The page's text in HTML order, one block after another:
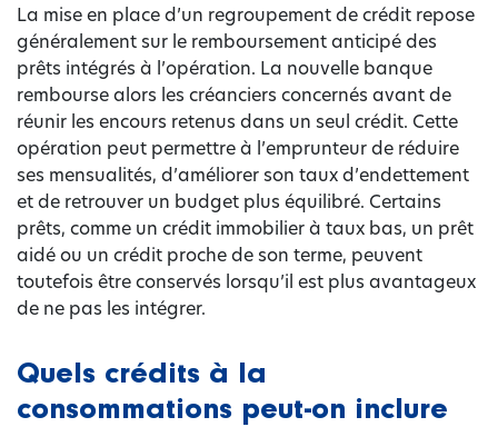
La mise en place d’un regroupement de crédit repose
généralement sur le remboursement anticipé des
prêts intégrés à l’opération. La nouvelle banque
rembourse alors les créanciers concernés avant de
réunir les encours retenus dans un seul crédit. Cette
opération peut permettre à l’emprunteur de réduire
ses mensualités, d’améliorer son taux d’endettement
et de retrouver un budget plus équilibré. Certains
prêts, comme un crédit immobilier à taux bas, un prêt
aidé ou un crédit proche de son terme, peuvent
toutefois être conservés lorsqu’il est plus avantageux
de ne pas les intégrer.
Quels crédits à la
consommations peut-on inclure